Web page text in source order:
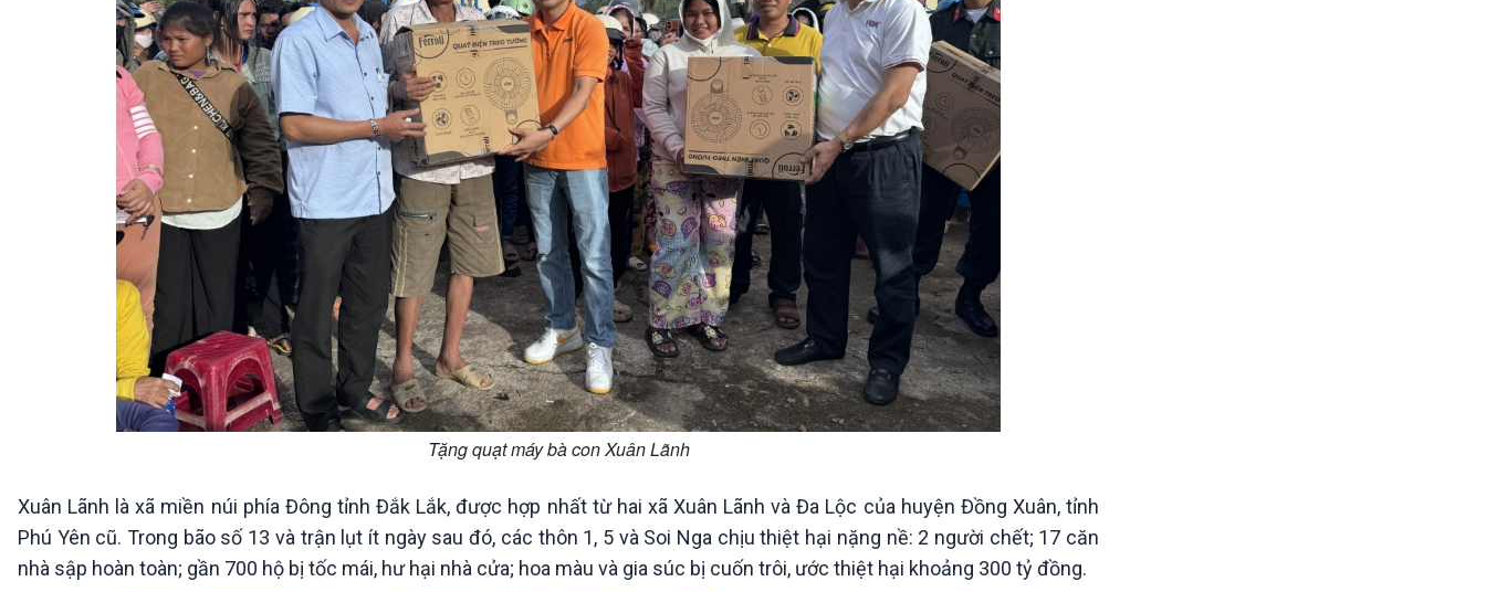
Tặng quạt máy bà con Xuân Lãnh
Xuân Lãnh là xã miền núi phía Đông tỉnh Đắk Lắk, được hợp nhất từ hai xã Xuân Lãnh và Đa Lộc của huyện Đồng Xuân, tỉnh
Phú Yên cũ. Trong bão số 13 và trận lụt ít ngày sau đó, các thôn 1, 5 và Soi Nga chịu thiệt hại nặng nề: 2 người chết; 17 căn
nhà sập hoàn toàn; gần 700 hộ bị tốc mái, hư hại nhà cửa; hoa màu và gia súc bị cuốn trôi, ước thiệt hại khoảng 300 tỷ đồng.